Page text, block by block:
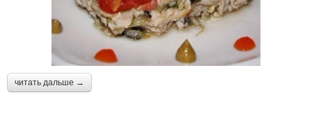
читать дальше →